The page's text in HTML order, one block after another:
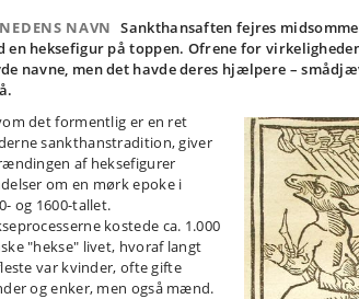
NAVN Sankthansaften fejres
en heksefigur på toppen. Ofrene for
navne, men det havde deres hjælpere –
det formentlig er en ret
sankthanstradition, giver
af heksefigurer
om en mørk epoke i
og 1600-tallet.
kostede ca. 1.000
"hekse" livet, hvoraf langt
var kvinder, ofte gifte
og enker, men også mænd.